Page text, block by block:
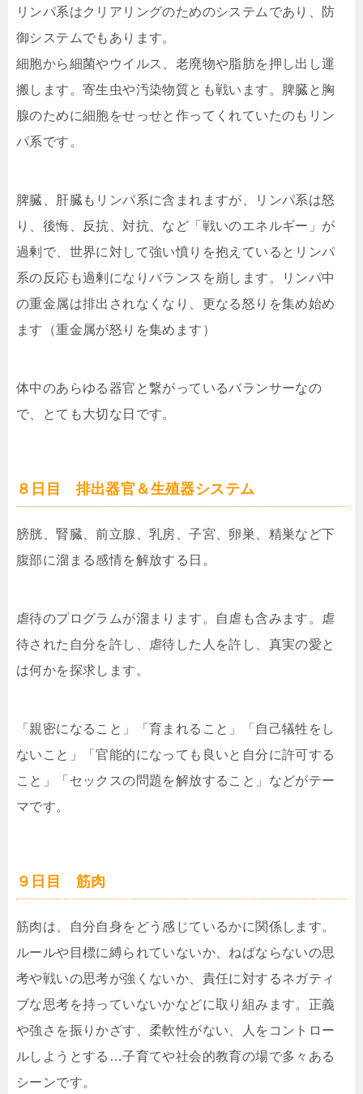
リンパ系はクリアリングのためのシステムであり、防
御システムでもあります。
細胞から細菌やウイルス、老廃物や脂肪を押し出し運
搬します。寄生虫や汚染物質とも戦います。脾臓と胸
腺のために細胞をせっせと作ってくれていたのもリン
パ系です。
脾臓、肝臓もリンパ系に含まれますが、リンパ系は怒
り、後悔、反抗、対抗、など「戦いのエネルギー」が
過剰で、世界に対して強い憤りを抱えているとリンパ
系の反応も過剰になりバランスを崩します。リンパ中
の重金属は排出されなくなり、更なる怒りを集め始め
ます（重金属が怒りを集めます）
体中のあらゆる器官と繋がっているバランサーなの
で、とても大切な日です。
８日目 排出器官＆生殖器システム
膀胱、腎臓、前立腺、乳房、子宮、卵巣、精巣など下
腹部に溜まる感情を解放する日。
虐待のプログラムが溜まります。自虐も含みます。虐
待された自分を許し、虐待した人を許し、真実の愛と
は何かを探求します。
「親密になること」「育まれること」「自己犠牲をし
ないこと」「官能的になっても良いと自分に許可する
こと」「セックスの問題を解放すること」などがテー
マです。
９日目 筋肉
筋肉は、自分自身をどう感じているかに関係します。
ルールや目標に縛られていないか、ねばならないの思
考や戦いの思考が強くないか、責任に対するネガティ
ブな思考を持っていないかなどに取り組みます。正義
や強さを振りかざす、柔軟性がない、人をコントロー
ルしようとする…子育てや社会的教育の場で多々ある
シーンです。